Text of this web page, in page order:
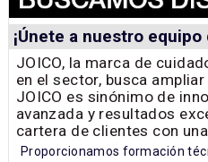
¡Únete a nuestro
JOICO, la marca de
en el sector, busca
JOICO es sinónimo de
avanzada y resultados
cartera de clientes con
Proporcionamos formación